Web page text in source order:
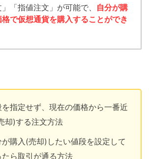
」「指値注文」が可能で、 自分が購
格で仮想通貨を購入することができ
を指定せず、現在の価格から一番近
却)する注文方法
が購入(売却)したい値段を設定して
ら取引が通る方法